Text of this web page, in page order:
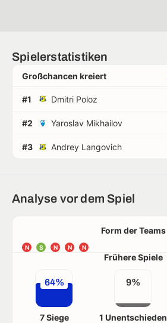
Spielerstatistiken
Großchancen kreiert
#1 Dmitri Poloz
#2 Yaroslav Mikhailov
#3 Andrey Langovich
Analyse vor dem Spiel
Form der Teams
N S N N N
Frühere Spiele
64%
7 Siege
9%
1 Unentschieden